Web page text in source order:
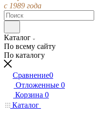
с 1989 года
Каталог
По всему сайту
По каталогу
Сравнение0
Отложенные 0
Корзина 0
Каталог